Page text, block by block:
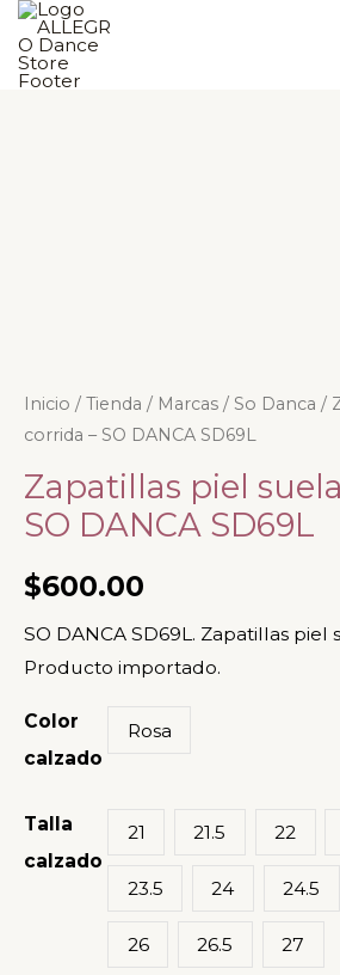
contenido
Inicio / Tienda / Marcas / So Danca /
corrida – SO DANCA SD69L
Zapatillas piel
SO DANCA SD69L
$600.00
SO DANCA SD69L. Zapatillas piel
Producto importado.
Color
calzado
Rosa
Talla
calzado
21 21.5 22
23.5 24 24.5
26 26.5 27
Zapatillas
piel
suela
corrida
-
SO
DANCA
SD69L
cantidad